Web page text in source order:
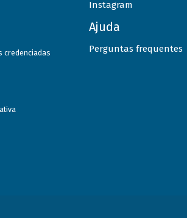
credenciadas
Instagram
Ajuda
Perguntas frequentes